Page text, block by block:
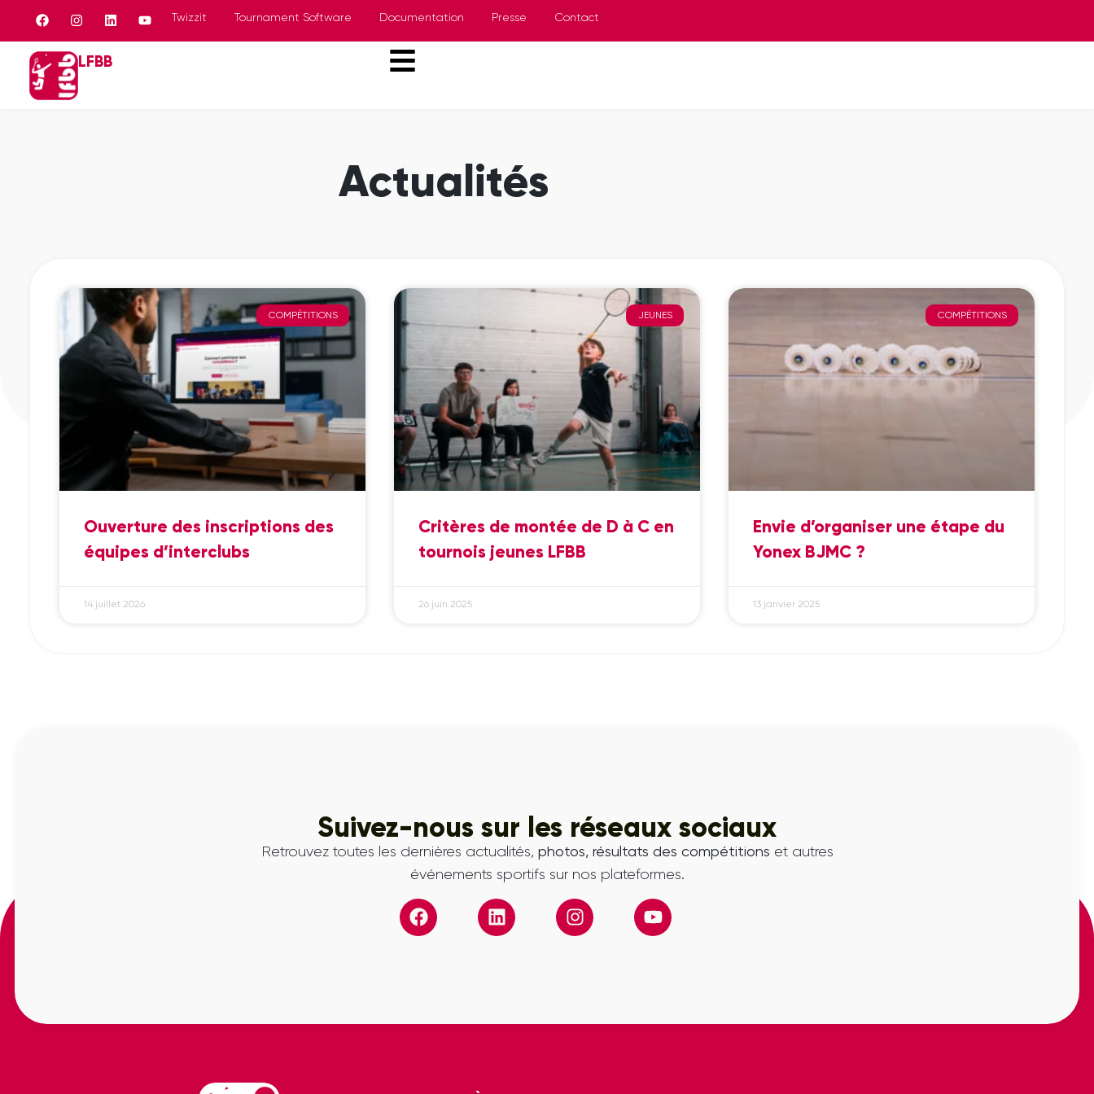
Panneau de gestion des cookies
Twizzit Tournament Software Documentation Presse Contact
LFBB
Actualités
COMPÉTITIONS
Ouverture des inscriptions des
équipes d’interclubs
14 juillet 2026
JEUNES
Critères de montée de D à C en
tournois jeunes LFBB
26 juin 2025
COMPÉTITIONS
Envie d’organiser une étape du
Yonex BJMC ?
13 janvier 2025
Suivez-nous sur les réseaux sociaux
Retrouvez toutes les dernières actualités, photos, résultats des compétitions et autres
événements sportifs sur nos plateformes.